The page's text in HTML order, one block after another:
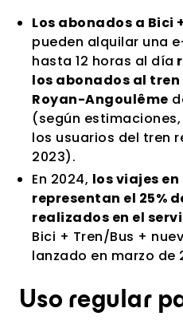
Los abonados a Bici
pueden alquilar una
hasta 12 horas al día
los abonados al
Royan-Angoulême
(según
los usuarios del tren
2023).
En 2024, los viajes
representan el 25%
realizados en el
Bici + Tren/Bus +
lanzado en marzo de
Uso regular